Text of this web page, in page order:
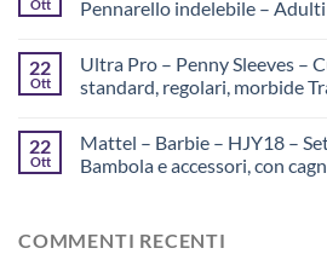
Ott
Pennarello indelebile –
22
Ott
Ultra Pro – Penny Sleeves –
standard, regolari, morbide
22
Ott
Mattel – Barbie – HJY18 –
Bambola e accessori, con
COMMENTI RECENTI